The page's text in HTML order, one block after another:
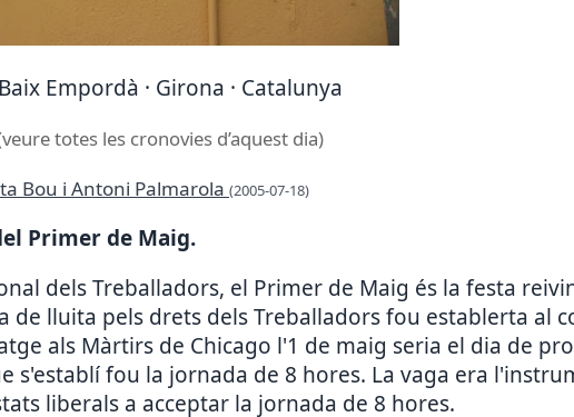
Empordà · Girona · Catalunya
totes les cronovies d’aquest dia)
Bou i Antoni Palmarola (2005-07-18)
Primer de Maig.
dels Treballadors, el Primer de Maig és la festa
de lluita pels drets dels Treballadors fou establerta al
als Màrtirs de Chicago l'1 de maig seria el dia de
s'establí fou la jornada de 8 hores. La vaga era
liberals a acceptar la jornada de 8 hores.